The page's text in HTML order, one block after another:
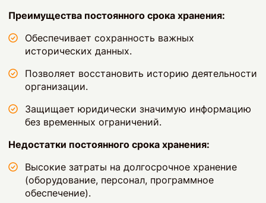
Преимущества постоянного срока хранения:
Обеспечивает сохранность важных
исторических данных.
Позволяет восстановить историю деятельности
организации.
Защищает юридически значимую информацию
без временных ограничений.
Недостатки постоянного срока хранения:
Высокие затраты на долгосрочное хранение
(оборудование, персонал, программное
обеспечение).